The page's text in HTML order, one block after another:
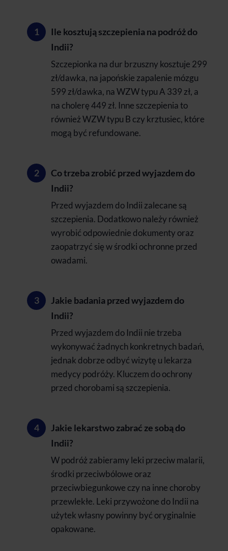
Ile kosztują szczepienia na podróż do
Indii?
Szczepionka na dur brzuszny kosztuje 299
zł/dawka, na japońskie zapalenie mózgu
599 zł/dawka, na WZW typu A 339 zł, a
na cholerę 449 zł. Inne szczepienia to
również WZW typu B czy krztusiec, które
mogą być refundowane.
Co trzeba zrobić przed wyjazdem do
Indii?
Przed wyjazdem do Indii zalecane są
szczepienia. Dodatkowo należy również
wyrobić odpowiednie dokumenty oraz
zaopatrzyć się w środki ochronne przed
owadami.
Jakie badania przed wyjazdem do
Indii?
Przed wyjazdem do Indii nie trzeba
wykonywać żadnych konkretnych badań,
jednak dobrze odbyć wizytę u lekarza
medycy podróży. Kluczem do ochrony
przed chorobami są szczepienia.
Jakie lekarstwo zabrać ze sobą do
Indii?
W podróż zabieramy leki przeciw malarii,
środki przeciwbólowe oraz
przeciwbiegunkowe czy na inne choroby
przewlekłe. Leki przywożone do Indii na
użytek własny powinny być oryginalnie
opakowane.